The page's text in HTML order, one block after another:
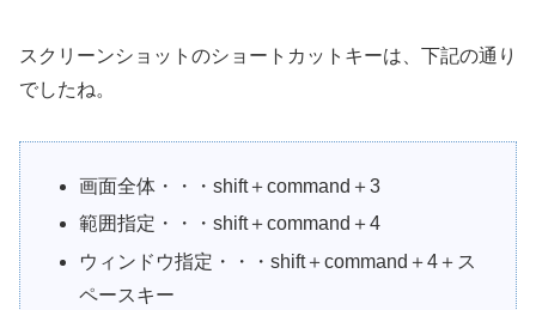
スクリーンショットのショートカットキーは、下記の通り
でしたね。
画面全体・・・shift＋command＋3
範囲指定・・・shift＋command＋4
ウィンドウ指定・・・shift＋command＋4＋ス
ペースキー